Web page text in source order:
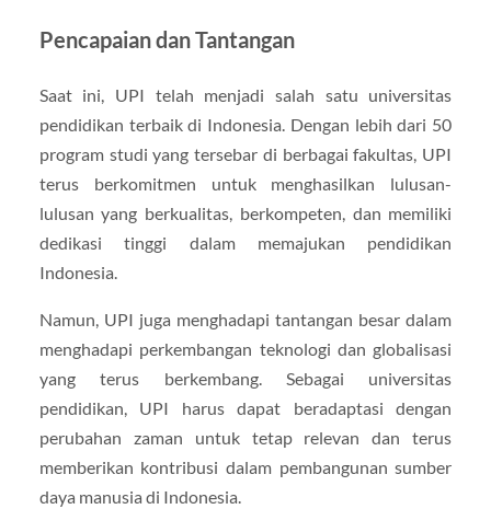
Pencapaian dan Tantangan
Saat ini, UPI telah menjadi salah satu universitas
pendidikan terbaik di Indonesia. Dengan lebih dari 50
program studi yang tersebar di berbagai fakultas, UPI
terus berkomitmen untuk menghasilkan lulusan-
lulusan yang berkualitas, berkompeten, dan memiliki
dedikasi tinggi dalam memajukan pendidikan
Indonesia.
Namun, UPI juga menghadapi tantangan besar dalam
menghadapi perkembangan teknologi dan globalisasi
yang terus berkembang. Sebagai universitas
pendidikan, UPI harus dapat beradaptasi dengan
perubahan zaman untuk tetap relevan dan terus
memberikan kontribusi dalam pembangunan sumber
daya manusia di Indonesia.